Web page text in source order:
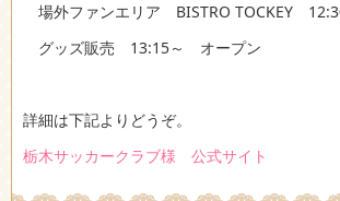
場外ファンエリア BISTRO TOCKEY
グッズ販売 13:15～ オープン
詳細は下記よりどうぞ。
栃木サッカークラブ様 公式サイト